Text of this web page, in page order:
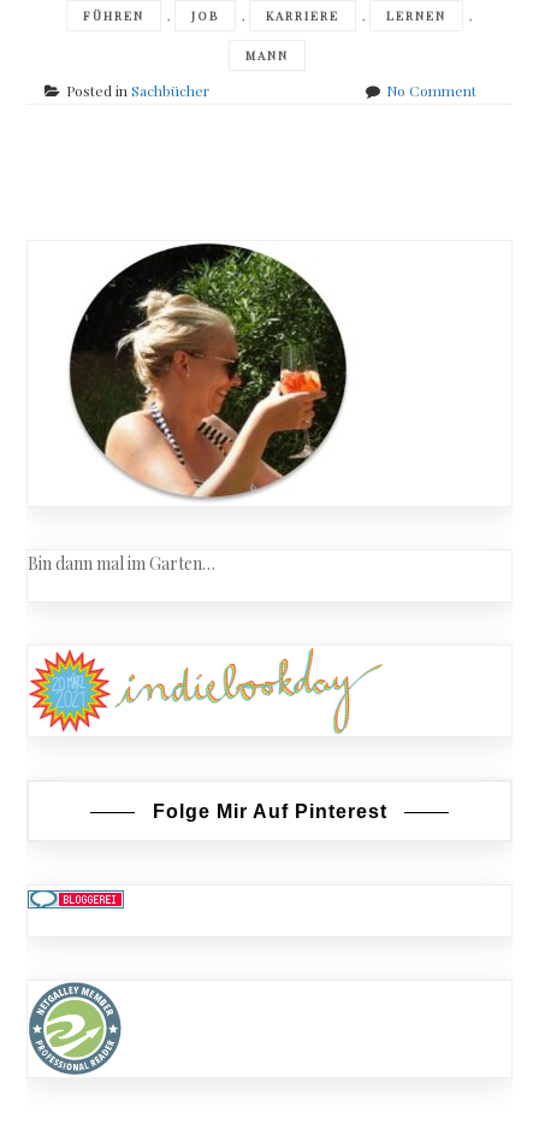
FÜHREN , JOB , KARRIERE , LERNEN ,
MANN
Posted inSachbücher No Commenton
navigation
Bin dann mal im Garten…
Folge Mir Auf Pinterest